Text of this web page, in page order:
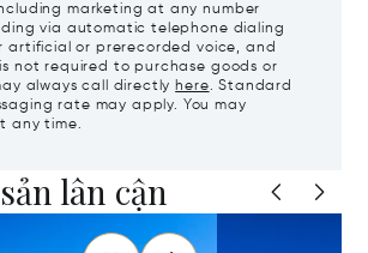
marketing at any number
via automatic telephone dialing
artificial or prerecorded voice, and
not required to purchase goods or
always call directly here. Standard
rate may apply. You may
any time.
lân cận